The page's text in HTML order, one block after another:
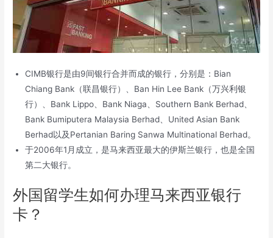
CIMB银行是由9间银行合并而成的银行，分别是：Bian
Chiang Bank（联昌银行）、Ban Hin Lee Bank（万兴利银
行）、Bank Lippo、Bank Niaga、Southern Bank Berhad、
Bank Bumiputera Malaysia Berhad、United Asian Bank
Berhad以及Pertanian Baring Sanwa Multinational Berhad。
于2006年1月成立，是马来西亚最大的伊斯兰银行，也是全国
第二大银行。
外国留学生如何办理马来西亚银行
卡？